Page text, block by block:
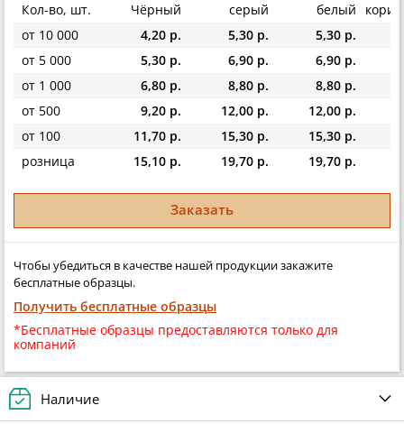
Кол-во, шт. Чёрный серый белый
от 10 000
4,20 р. 5,30 р. 5,30 р.
от 5 000
5,30 р. 6,90 р. 6,90 р.
от 1 000
6,80 р. 8,80 р. 8,80 р.
от 500
9,20 р. 12,00 р. 12,00 р.
от 100
11,70 р. 15,30 р. 15,30 р.
розница
15,10 р. 19,70 р. 19,70 р.
Заказать
Чтобы убедиться в качестве нашей продукции закажите
бесплатные образцы.
Получить бесплатные образцы
*Бесплатные образцы предоставляются только для
компаний
Наличие